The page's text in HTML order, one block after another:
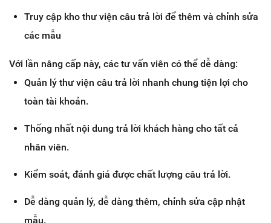
Truy cập kho thư viện câu trả lời để thêm và chỉnh sửa
các mẫu
Với lần nâng cấp này, các tư vấn viên có thể dễ dàng:
Quản lý thư viện câu trả lời nhanh chung tiện lợi cho
toàn tài khoản.
Thống nhất nội dung trả lời khách hàng cho tất cả
nhân viên.
Kiểm soát, đánh giá được chất lượng câu trả lời.
Dễ dàng quản lý, dễ dàng thêm, chỉnh sửa cập nhật
mẫu.